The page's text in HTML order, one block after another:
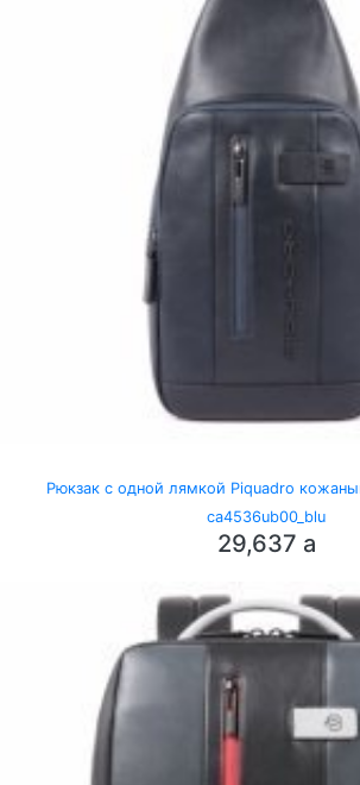
Рюкзак с одной лямкой Piquadro
ca4536ub00_blu
29,637 a